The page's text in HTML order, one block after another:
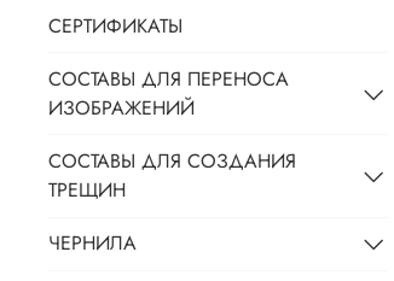
СЕРТИФИКАТЫ
СОСТАВЫ ДЛЯ ПЕРЕНОСА
ИЗОБРАЖЕНИЙ
СОСТАВЫ ДЛЯ СОЗДАНИЯ
ТРЕЩИН
ЧЕРНИЛА